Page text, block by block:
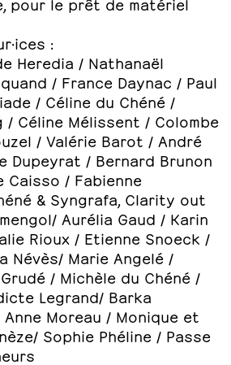
:
Heredia / Nathanaël
/ France Daynac / Paul
/ Céline du Chéné /
/ Céline Mélissent / Colombe
/ Valérie Barot / André
Dupeyrat / Bernard Brunon
Caisso / Fabienne
& Syngrafa, Clarity out
Aurélia Gaud / Karin
Rioux / Etienne Snoeck /
Névès/ Marie Angelé /
/ Michèle du Chéné /
Legrand/ Barka
Moreau / Monique et
Sophie Phéline / Passe